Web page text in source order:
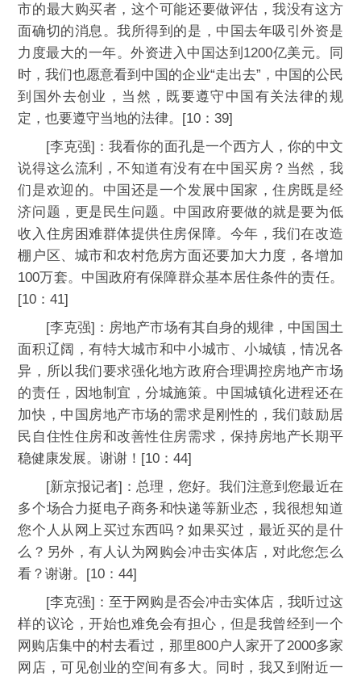
市的最大购买者，这个可能还要做评估，我没有这方
面确切的消息。我所得到的是，中国去年吸引外资是
力度最大的一年。外资进入中国达到1200亿美元。同
时，我们也愿意看到中国的企业“走出去”，中国的公民
到国外去创业，当然，既要遵守中国有关法律的规
定，也要遵守当地的法律。[10：39]
[李克强]：我看你的面孔是一个西方人，你的中文
说得这么流利，不知道有没有在中国买房？当然，我
们是欢迎的。中国还是一个发展中国家，住房既是经
济问题，更是民生问题。中国政府要做的就是要为低
收入住房困难群体提供住房保障。今年，我们在改造
棚户区、城市和农村危房方面还要加大力度，各增加
100万套。中国政府有保障群众基本居住条件的责任。
[10：41]
[李克强]：房地产市场有其自身的规律，中国国土
面积辽阔，有特大城市和中小城市、小城镇，情况各
异，所以我们要求强化地方政府合理调控房地产市场
的责任，因地制宜，分城施策。中国城镇化进程还在
加快，中国房地产市场的需求是刚性的，我们鼓励居
民自住性住房和改善性住房需求，保持房地产长期平
稳健康发展。谢谢！[10：44]
[新京报记者]：总理，您好。我们注意到您最近在
多个场合力挺电子商务和快递等新业态，我很想知道
您个人从网上买过东西吗？如果买过，最近买的是什
么？另外，有人认为网购会冲击实体店，对此您怎么
看？谢谢。[10：44]
[李克强]：至于网购是否会冲击实体店，我听过这
样的议论，开始也难免会有担心，但是我曾经到一个
网购店集中的村去看过，那里800户人家开了2000多家
网店，可见创业的空间有多大。同时，我又到附近一